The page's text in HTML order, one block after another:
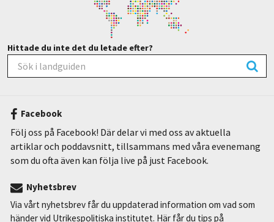
Hittade du inte det du letade efter?
Facebook
Följ oss på Facebook! Där delar vi med oss av aktuella
artiklar och poddavsnitt, tillsammans med våra evenemang
som du ofta även kan följa live på just Facebook.
Nyhetsbrev
Via vårt nyhetsbrev får du uppdaterad information om vad som
händer vid Utrikespolitiska institutet. Här får du tips på